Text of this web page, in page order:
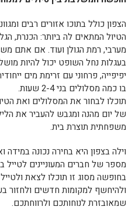
הצפון כולל בתוכו אזורים רבים
הטיול המתאים לה ביותר: הכנרת,
מערבי, רמת הגולן ועוד. אם אתם
בעגלות נחל השופט יכול להיות
יפיפייה, פרחוני עם זרימת מים
בו כמה מסלולים בני 2-4 שעות.
תוכלו לבחור את המסלולים ואת
של יום מהנה ומגבש להעביר את
משפחתית תוצרת בית.
וילה בצפון היא בחירה נכונה
מספר של חברים המעוניינים
בחופשה מסוג זו תוכלו לצאת
ולהיחשף למקומות חדשים ולחזור
שמאובזרת לנוחותכם ולרווחתכם.